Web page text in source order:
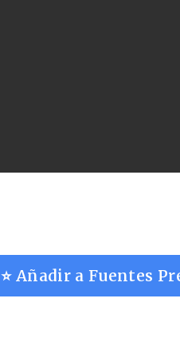
⭐ Añadir a Fuentes